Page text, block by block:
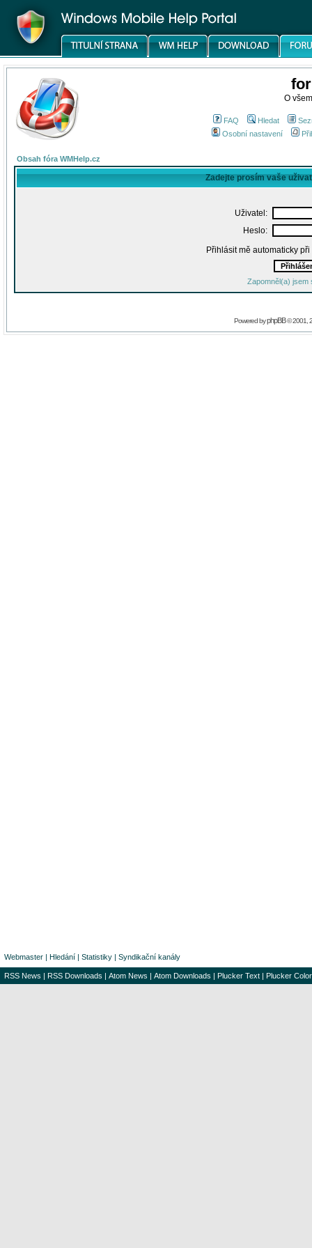
O
FAQ Hledat
Osobní nastavení
Obsah fóra WMHelp.cz
Zadejte prosím vaše
Uživatel:
Heslo:
Přihlásit mě automaticky
Zapomněl(a) jsem
Powered byphpBB© 2001,
Webmaster | Hledání | Statistiky | Syndikační kanály
RSS News | RSS Downloads | Atom News | Atom Downloads | Plucker Text | Plucker Color